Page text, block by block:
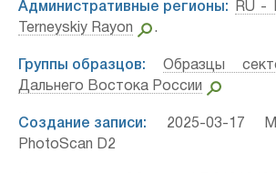
Административные регионы:
RU -
Terneyskiy Rayon
.
Группы образцов:
Образцы
Дальнего Востока России
Создание записи: 2025-03-17
PhotoScan D2